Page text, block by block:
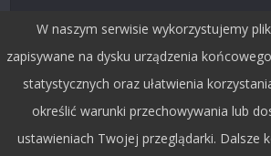
W naszym serwisie wykorzystujemy
zapisywane na dysku urządzenia
statystycznych oraz ułatwienia
określić warunki przechowywania lub
ustawieniach Twojej przeglądarki. Dalsze